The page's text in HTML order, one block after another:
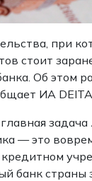
при
стоит
Об этом
ИА
— это
банк страны